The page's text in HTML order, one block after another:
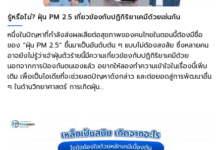
รู้หรือไม่? ฝุ่น PM 2.5 เกี่ยวข้องกับปฏิกิริยาเคมีด้วยเช่นกัน
หนึ่งในปัญหาที่กำลังส่งผลเสียต่อสุขภาพของคนไทยในตอนนี้ต้องมีชื่อ
ของ “ฝุ่น PM 2.5” ขึ้นมาเป็นอันดับต้น ๆ แบบไม่ต้องสงสัย ซึ่งหลายคน
อาจยังไม่รู้ว่าเจ้าฝุ่นตัวร้ายนี้มีความเกี่ยวข้องกับปฏิกิริยาเคมีด้วย
นอกจากการป้องกันตนเองแล้ว อยากให้ลองทำความเข้าใจในเรื่องนี้เพิ่ม
เติม เพื่อเป็นไอเดียที่จะช่วยลดปัญหาดังกล่าว และต่อยอดสู่การพัฒนาอื่น
ๆ ในด้านวิทยาศาสตร์ การเกิดฝุ่น...